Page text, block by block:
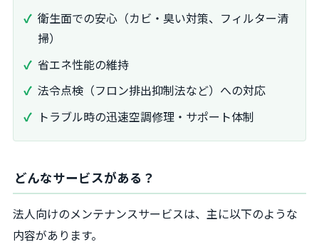
衛生面での安心（カビ・臭い対策、フィルター清
掃）
省エネ性能の維持
法令点検（フロン排出抑制法など）への対応
トラブル時の迅速空調修理・サポート体制
どんなサービスがある？
法人向けのメンテナンスサービスは、主に以下のような
内容があります。